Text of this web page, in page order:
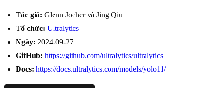
Tác giả: Glenn Jocher và Jing Qiu
Tổ chức: Ultralytics
Ngày: 2024-09-27
GitHub: https://github.com/ultralytics/ultralytics
Docs: https://docs.ultralytics.com/models/yolo11/